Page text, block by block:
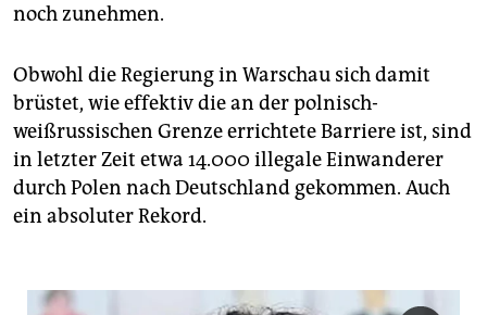
noch zunehmen.
Obwohl die Regierung in Warschau sich damit
brüstet, wie effektiv die an der polnisch-
weißrussischen Grenze errichtete Barriere ist, sind
in letzter Zeit etwa 14.000 illegale Einwanderer
durch Polen nach Deutschland gekommen. Auch
ein absoluter Rekord.